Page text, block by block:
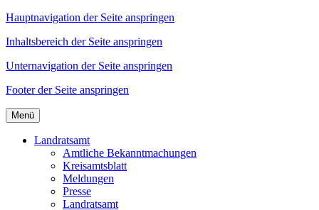
Hauptnavigation der Seite anspringen
Inhaltsbereich der Seite anspringen
Unternavigation der Seite anspringen
Footer der Seite anspringen
Menü
Landratsamt
Amtliche Bekanntmachungen
Kreisamtsblatt
Meldungen
Presse
Landratsamt